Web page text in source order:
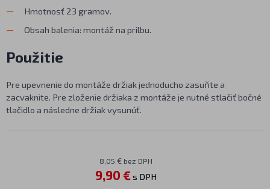
Hmotnosť 23 gramov.
Obsah balenia: montáž na prilbu.
Použitie
Pre upevnenie do montáže držiak jednoducho zasuňte a
zacvaknite. Pre zloženie držiaka z montáže je nutné stlačiť bočné
tlačidlo a následne držiak vysunúť.
8,05 € bez DPH
9,90 €s DPH